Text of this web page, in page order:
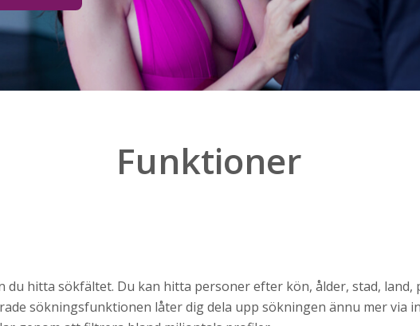
Funktioner
du hitta sökfältet. Du kan hitta personer efter kön, ålder, stad, land,
sökningsfunktionen låter dig dela upp sökningen ännu mer via